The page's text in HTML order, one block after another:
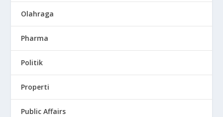
Olahraga
Pharma
Politik
Properti
Public Affairs